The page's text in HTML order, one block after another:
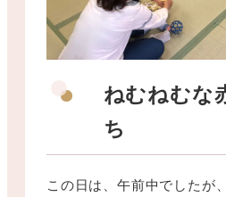
ねむねむな
ち
この日は、午前中でしたが